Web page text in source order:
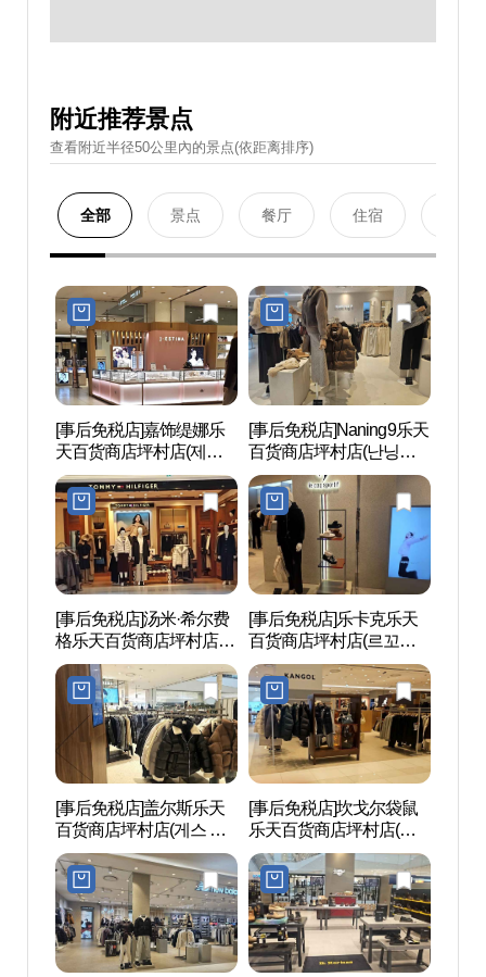
附近推荐景点
查看附近半径50公里內的景点(依距离排序)
全部 景点 餐厅 住宿
[事后免税店]嘉饰缇娜乐
天百货商店坪村店(제이
에스티나 롯데백화점 평
촌점)
[事后免税店]Naning9乐天
百货商店坪村店(난닝구
롯데백화점 평촌점)
[事后免税店]汤米·希尔费
格乐天百货商店坪村店
(타미힐피거 롯데백화점
평촌점)
[事后免税店]乐卡克乐天
百货商店坪村店(르꼬끄
스포르티브 롯데백화점
평촌점)
[事后免税店]盖尔斯乐天
百货商店坪村店(게스 롯
데백화점 평촌점)
[事后免税店]坎戈尔袋鼠
乐天百货商店坪村店(캉
골 롯데백화점 평촌점)